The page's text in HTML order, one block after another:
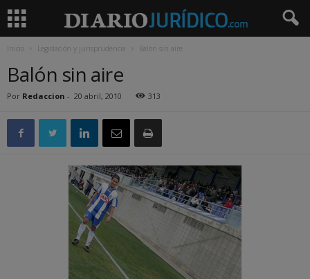
Inicio Legislación y jurisprudencia Balón sin aire
Balón sin aire
Por Redaccion - 20 abril, 2010 313